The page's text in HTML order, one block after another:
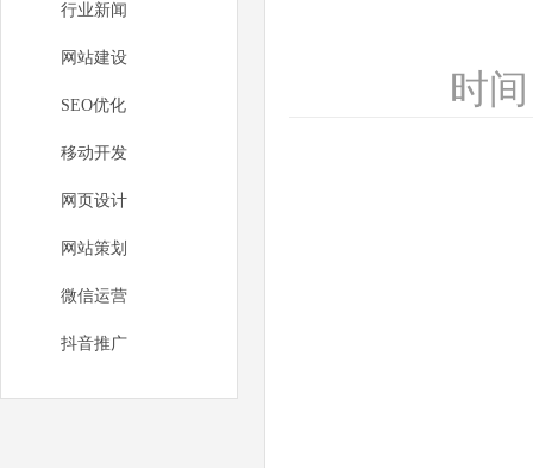
行业新闻
网站建设
SEO优化
移动开发
网页设计
网站策划
微信运营
抖音推广
时